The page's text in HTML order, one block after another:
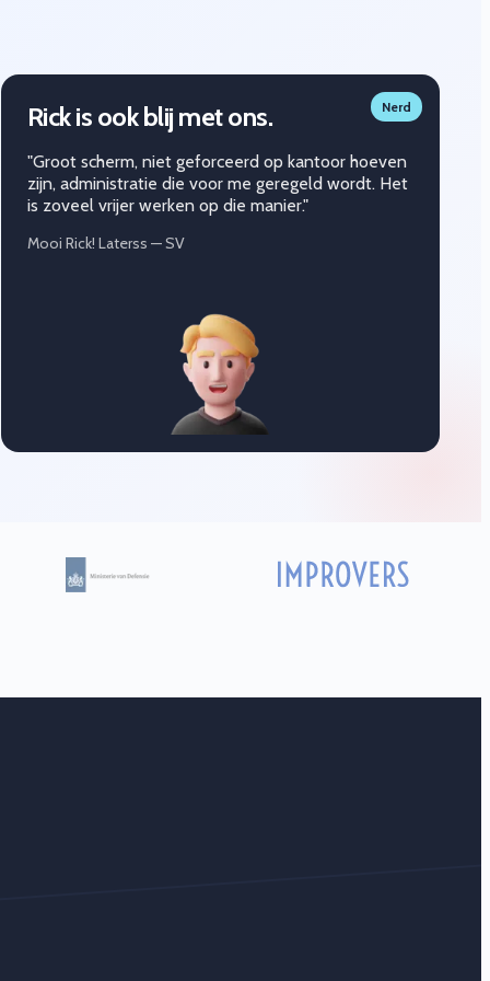
Rick is ook blij met ons.
"Groot scherm, niet geforceerd op kantoor hoeven
zijn, administratie die voor me geregeld wordt. Het
is zoveel vrijer werken op die manier."
Mooi Rick! Laterss — SV
Nerd